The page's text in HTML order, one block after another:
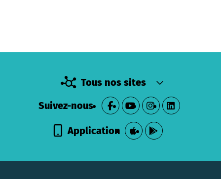
Tous nos sites
Suivez-nous
Application